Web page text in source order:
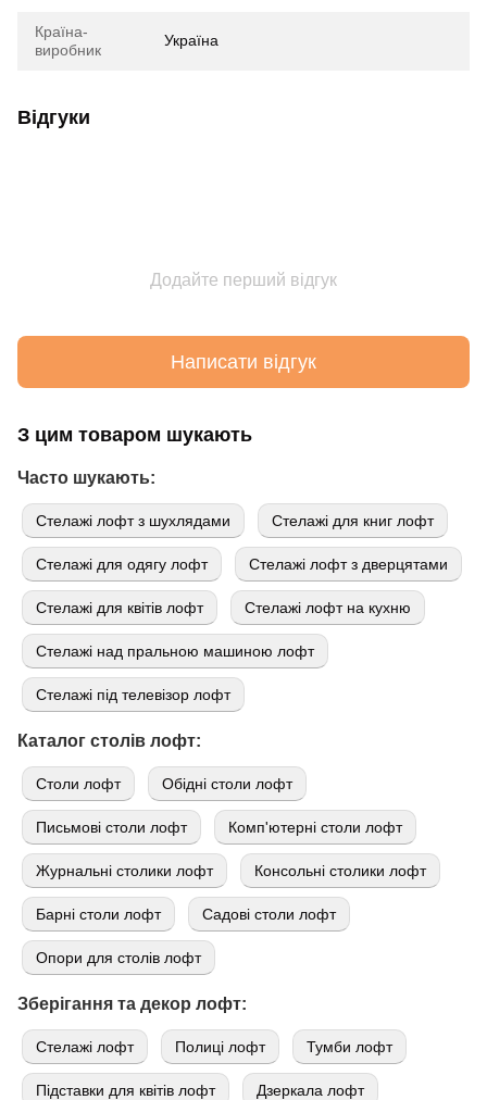
Країна-
виробник
Україна
Відгуки
Додайте перший відгук
Написати відгук
З цим товаром шукають
Часто шукають:
Стелажі лофт з шухлядами Стелажі для книг лофт
Стелажі для одягу лофт Стелажі лофт з дверцятами
Стелажі для квітів лофт Стелажі лофт на кухню
Стелажі над пральною машиною лофт
Стелажі під телевізор лофт
Каталог столів лофт:
Cтоли лофт Обідні столи лофт
Письмові столи лофт Комп'ютерні столи лофт
Журнальні столики лофт Консольні столики лофт
Барні столи лофт Садові столи лофт
Опори для столів лофт
Зберігання та декор лофт:
Стелажі лофт Полиці лофт Тумби лофт
Підставки для квітів лофт Дзеркала лофт